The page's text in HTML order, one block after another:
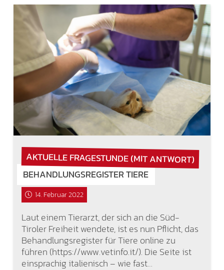
AKTUELLE FRAGESTUNDE (MIT ANTWORT)
BEHANDLUNGSREGISTER TIERE
14. Februar 2022
Laut einem Tierarzt, der sich an die Süd-
Tiroler Freiheit wendete, ist es nun Pflicht, das
Behandlungsregister für Tiere online zu
führen (https://www.vetinfo.it/). Die Seite ist
einsprachig italienisch – wie fast…